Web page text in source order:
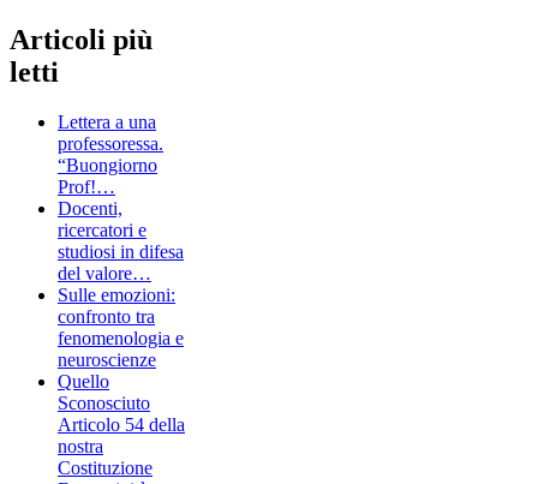
Articoli più
letti
Lettera a una
professoressa.
“Buongiorno
Prof!…
Docenti,
ricercatori e
studiosi in difesa
del valore…
Sulle emozioni:
confronto tra
fenomenologia e
neuroscienze
Quello
Sconosciuto
Articolo 54 della
nostra
Costituzione